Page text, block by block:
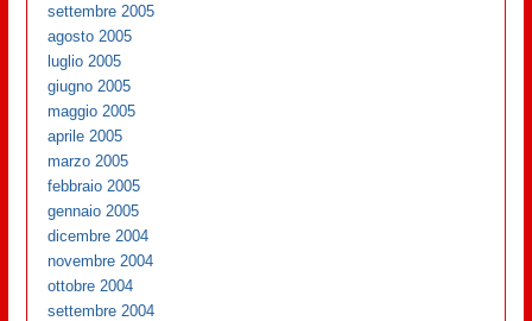
settembre 2005
agosto 2005
luglio 2005
giugno 2005
maggio 2005
aprile 2005
marzo 2005
febbraio 2005
gennaio 2005
dicembre 2004
novembre 2004
ottobre 2004
settembre 2004